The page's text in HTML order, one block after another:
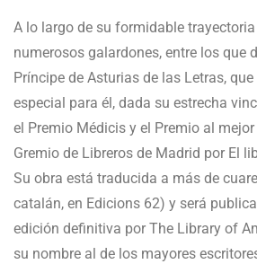
A lo largo de su formidable
numerosos galardones, entre los que
Príncipe de Asturias de las Letras,
especial para él, dada su estrecha
el Premio Médicis y el Premio al
Gremio de Libreros de Madrid por El
Su obra está traducida a más de
catalán, en Edicions 62) y será
edición definitiva por The Library of
su nombre al de los mayores